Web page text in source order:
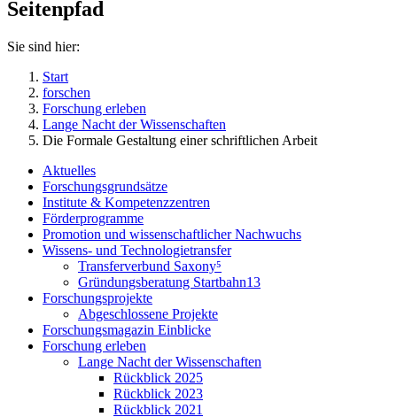
Seitenpfad
Sie sind hier:
Start
forschen
Forschung erleben
Lange Nacht der Wissenschaften
Die Formale Gestaltung einer schriftlichen Arbeit
Aktuelles
Forschungsgrundsätze
Institute & Kompetenzzentren
Förderprogramme
Promotion und wissenschaftlicher Nachwuchs
Wissens- und Technologietransfer
Transferverbund Saxony⁵
Gründungsberatung Startbahn13
Forschungsprojekte
Abgeschlossene Projekte
Forschungsmagazin Einblicke
Forschung erleben
Lange Nacht der Wissenschaften
Rückblick 2025
Rückblick 2023
Rückblick 2021